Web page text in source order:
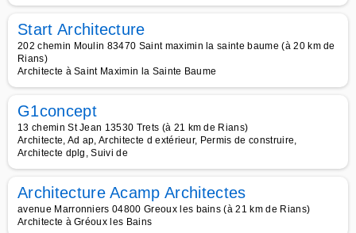
Start Architecture
202 chemin Moulin 83470 Saint maximin la sainte baume (à 20 km de
Rians)
Architecte à Saint Maximin la Sainte Baume
G1concept
13 chemin St Jean 13530 Trets (à 21 km de Rians)
Architecte, Ad ap, Architecte d extérieur, Permis de construire,
Architecte dplg, Suivi de
Architecture Acamp Architectes
avenue Marronniers 04800 Greoux les bains (à 21 km de Rians)
Architecte à Gréoux les Bains